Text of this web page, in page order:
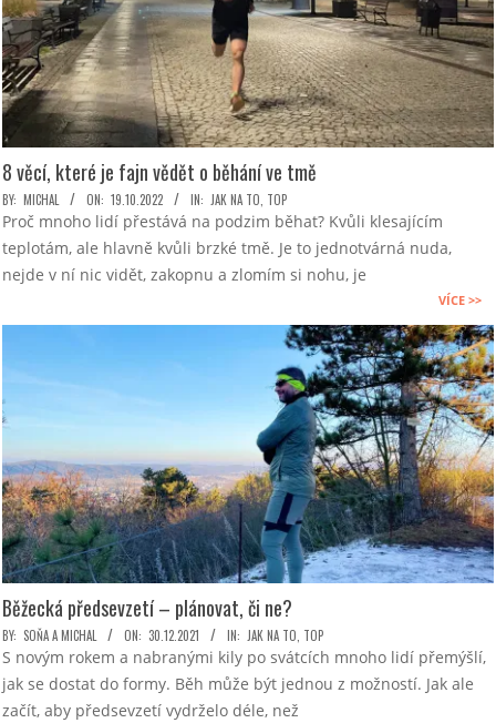
8 věcí, které je fajn vědět o běhání ve tmě
2022-
10-
19
BY: MICHAL ON: 19.10.2022 IN: JAK NA TO TOP
Proč mnoho lidí přestává na podzim běhat? Kvůli klesajícím
teplotám, ale hlavně kvůli brzké tmě. Je to jednotvárná nuda,
nejde v ní nic vidět, zakopnu a zlomím si nohu, je
VÍCE >>
Běžecká předsevzetí – plánovat, či ne?
2021-
12-
30
BY: SOŇA A MICHAL ON: 30.12.2021 IN: JAK NA TO, TOP
S novým rokem a nabranými kily po svátcích mnoho lidí přemýšlí,
jak se dostat do formy. Běh může být jednou z možností. Jak ale
začít, aby předsevzetí vydrželo déle, než